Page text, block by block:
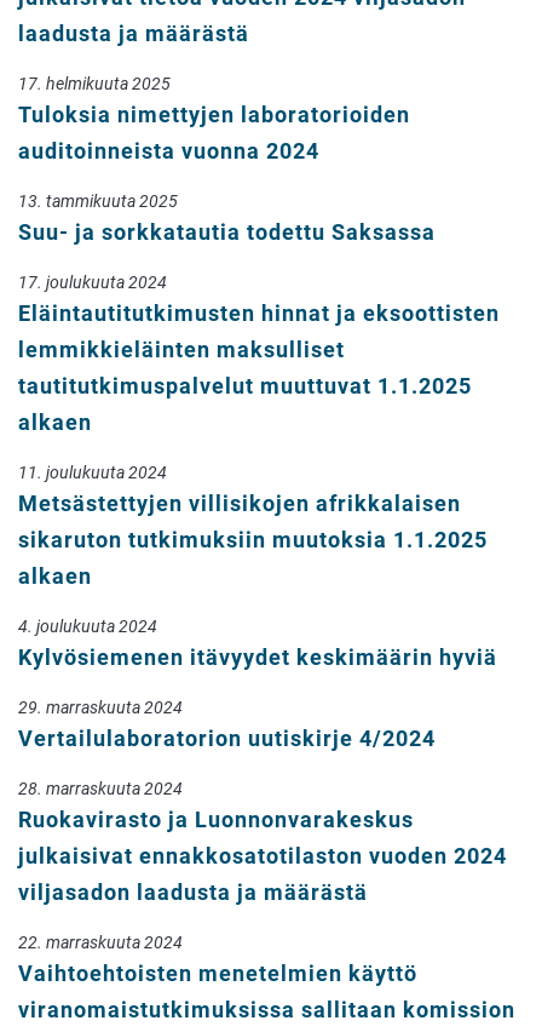
laadusta ja määrästä
17. helmikuuta 2025
Tuloksia nimettyjen laboratorioiden
auditoinneista vuonna 2024
13. tammikuuta 2025
Suu- ja sorkkatautia todettu Saksassa
17. joulukuuta 2024
Eläintautitutkimusten hinnat ja eksoottisten
lemmikkieläinten maksulliset
tautitutkimuspalvelut muuttuvat 1.1.2025
alkaen
11. joulukuuta 2024
Metsästettyjen villisikojen afrikkalaisen
sikaruton tutkimuksiin muutoksia 1.1.2025
alkaen
4. joulukuuta 2024
Kylvösiemenen itävyydet keskimäärin hyviä
29. marraskuuta 2024
Vertailulaboratorion uutiskirje 4/2024
28. marraskuuta 2024
Ruokavirasto ja Luonnonvarakeskus
julkaisivat ennakkosatotilaston vuoden 2024
viljasadon laadusta ja määrästä
22. marraskuuta 2024
Vaihtoehtoisten menetelmien käyttö
viranomaistutkimuksissa sallitaan komission